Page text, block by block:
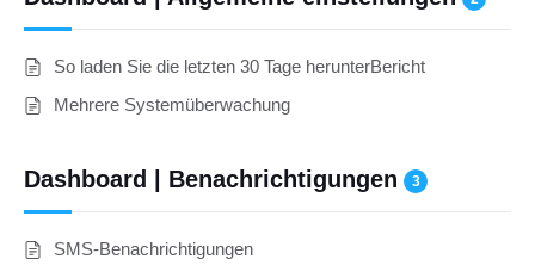
So laden Sie die letzten 30 Tage herunterBericht
Mehrere Systemüberwachung
Dashboard | Benachrichtigungen 3
SMS-Benachrichtigungen